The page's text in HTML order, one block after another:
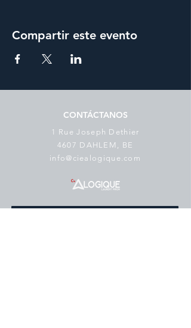
Compartir este evento
CONTÁCTANOS
1 Rue Joseph Dethier
4607 DAHLEM, BE
info@ciealogique.com